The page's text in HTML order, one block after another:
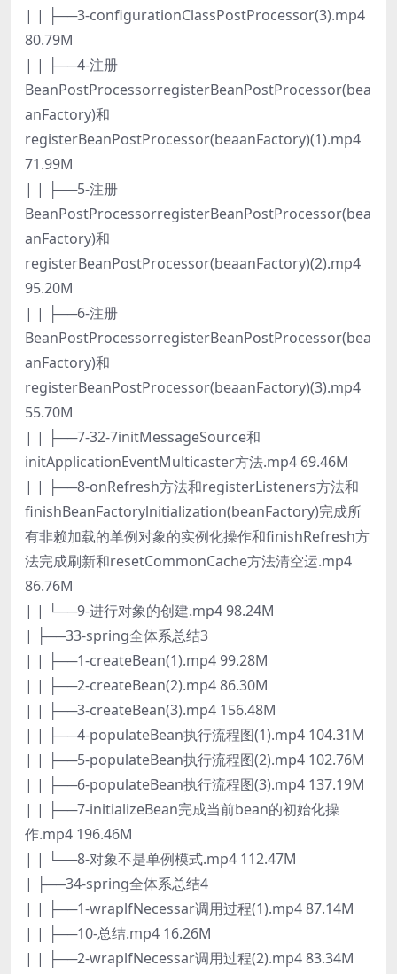
| | ├──3-configurationClassPostProcessor(3).mp4
80.79M
| | ├──4-注册
BeanPostProcessorregisterBeanPostProcessor(bea
anFactory)和
registerBeanPostProcessor(beaanFactory)(1).mp4
71.99M
| | ├──5-注册
BeanPostProcessorregisterBeanPostProcessor(bea
anFactory)和
registerBeanPostProcessor(beaanFactory)(2).mp4
95.20M
| | ├──6-注册
BeanPostProcessorregisterBeanPostProcessor(bea
anFactory)和
registerBeanPostProcessor(beaanFactory)(3).mp4
55.70M
| | ├──7-32-7initMessageSource和
initApplicationEventMulticaster方法.mp4 69.46M
| | ├──8-onRefresh方法和registerListeners方法和
finishBeanFactorylnitialization(beanFactory)完成所
有非赖加载的单例对象的实例化操作和finishRefresh方
法完成刷新和resetCommonCache方法清空运.mp4
86.76M
| | └──9-进行对象的创建.mp4 98.24M
| ├──33-spring全体系总结3
| | ├──1-createBean(1).mp4 99.28M
| | ├──2-createBean(2).mp4 86.30M
| | ├──3-createBean(3).mp4 156.48M
| | ├──4-populateBean执行流程图(1).mp4 104.31M
| | ├──5-populateBean执行流程图(2).mp4 102.76M
| | ├──6-populateBean执行流程图(3).mp4 137.19M
| | ├──7-initializeBean完成当前bean的初始化操
作.mp4 196.46M
| | └──8-对象不是单例模式.mp4 112.47M
| ├──34-spring全体系总结4
| | ├──1-wraplfNecessar调用过程(1).mp4 87.14M
| | ├──10-总结.mp4 16.26M
| | ├──2-wraplfNecessar调用过程(2).mp4 83.34M